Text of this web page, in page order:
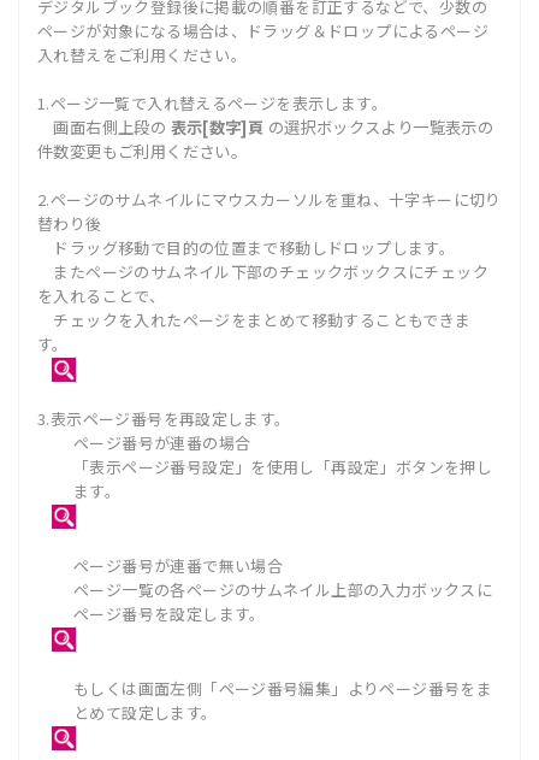
デジタルブック登録後に掲載の順番を訂正するなどで、少数の
ページが対象になる場合は、ドラッグ＆ドロップによるページ
入れ替えをご利用ください。
1.ページ一覧で入れ替えるページを表示します。
画面右側上段の 表示[数字]頁 の選択ボックスより一覧表示の
件数変更もご利用ください。
2.ページのサムネイルにマウスカーソルを重ね、十字キーに切り
替わり後
ドラッグ移動で目的の位置まで移動しドロップします。
またページのサムネイル下部のチェックボックスにチェック
を入れることで、
チェックを入れたページをまとめて移動することもできま
す。
3.表示ページ番号を再設定します。
ページ番号が連番の場合
「表示ページ番号設定」を使用し「再設定」ボタンを押し
ます。
ページ番号が連番で無い場合
ページ一覧の各ページのサムネイル上部の入力ボックスに
ページ番号を設定します。
もしくは画面左側「ページ番号編集」よりページ番号をま
とめて設定します。